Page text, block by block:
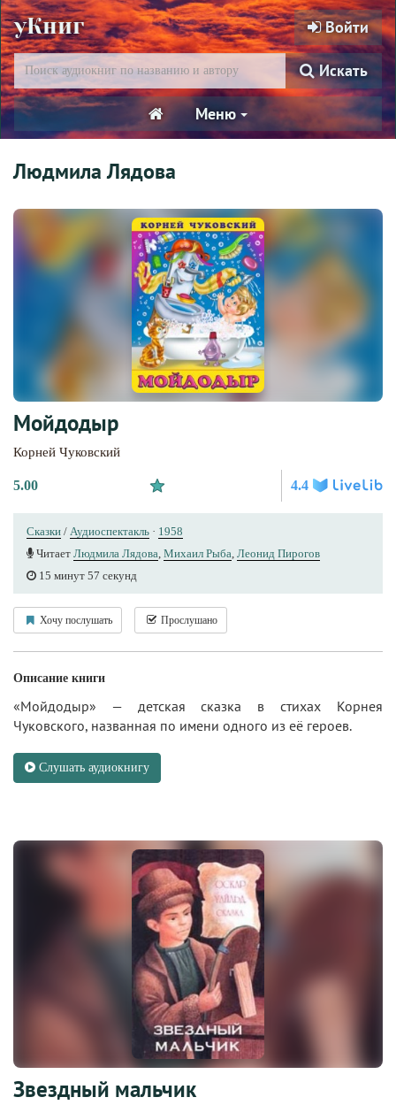
уКниг Войти
Искать
Меню
Людмила Лядова
Мойдодыр
Корней Чуковский
5.00 4.4
Сказки / Аудиоспектакль · 1958
Читает Людмила Лядова, Михаил Рыба, Леонид Пирогов
15 минут 57 секунд
Хочу послушать Прослушано
Описание книги
«Мойдодыр» — детская сказка в стихах Корнея
Чуковского, названная по имени одного из её героев.
Слушать аудиокнигу
Звездный мальчик